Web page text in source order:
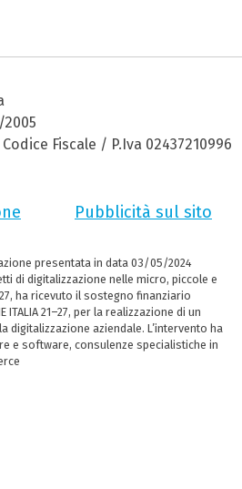
Fiscale / P.Iva 02437210996
Pubblicità sul sito
presentata in data 03/05/2024
di digitalizzazione nelle micro, piccole e
ha ricevuto il sostegno finanziario
ITALIA 21–27, per la realizzazione di un
aziendale. L’intervento ha
e software, consulenze specialistiche in